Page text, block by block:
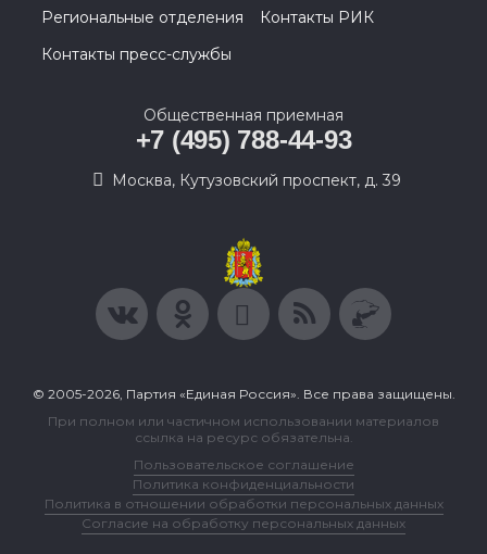
Региональные отделения
Контакты РИК
Контакты пресс-службы
Общественная приемная
+7 (495) 788-44-93
Москва, Кутузовский проспект, д. 39
© 2005-2026, Партия «Единая Россия». Все права защищены.
При полном или частичном использовании материалов
ссылка на ресурс обязательна.
Пользовательское соглашение
Политика конфиденциальности
Политика в отношении обработки персональных данных
Согласие на обработку персональных данных